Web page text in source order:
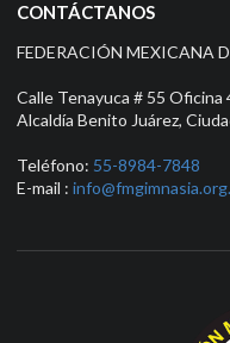
CONTÁCTANOS
FEDERACIÓN MEXICANA
Calle Tenayuca # 55 Oficina
Alcaldía Benito Juárez,
Teléfono: 55-8984-7848
E-mail :